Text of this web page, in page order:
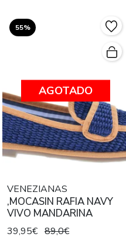
55%
AGOTADO
VENEZIANAS
,MOCASIN RAFIA NAVY
VIVO MANDARINA
39,95€ 89,0€